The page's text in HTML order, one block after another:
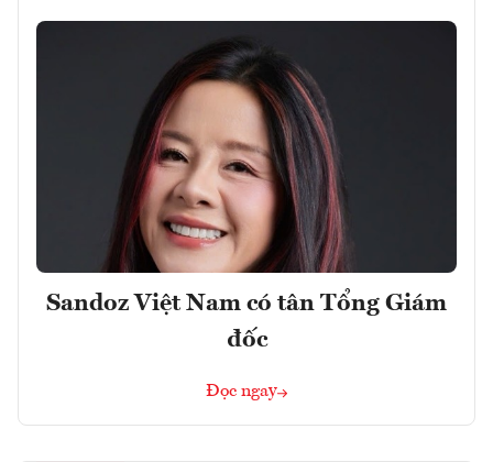
Sandoz Việt Nam có tân Tổng Giám
đốc
Đọc ngay